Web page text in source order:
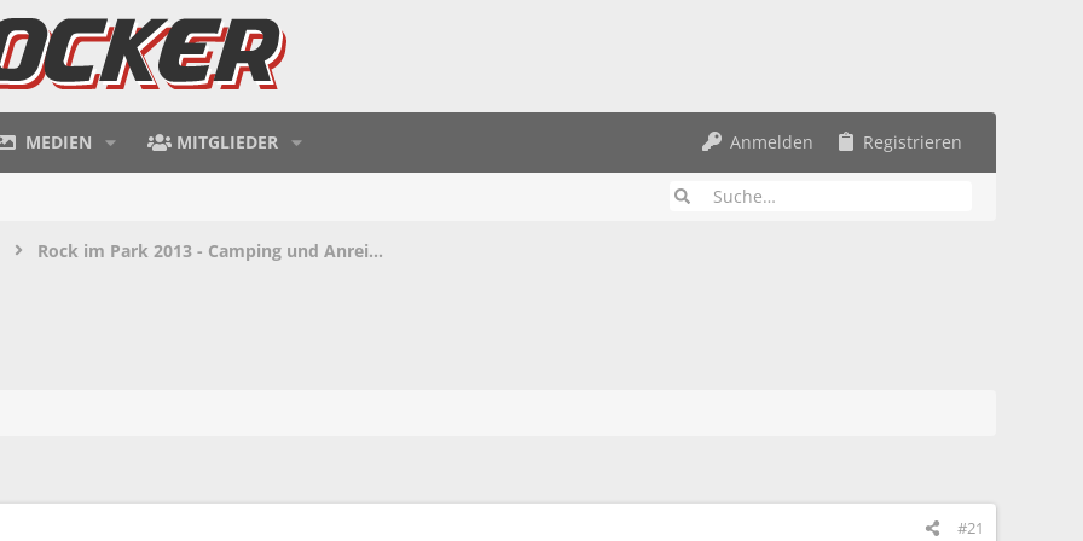
MEDIEN MITGLIEDER Anmelden Registrieren
Rock im Park 2013 - Camping und Anreise
#21